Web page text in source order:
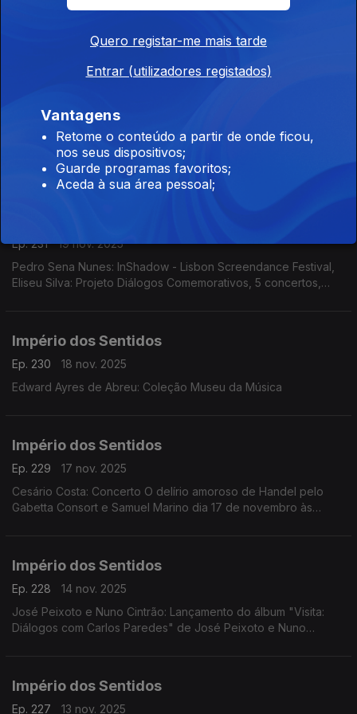
Gonçalo Duarte e Isabel Meira: Reportagem Mudança Museu
Ep. 232
20 nov. 2025
Pedro Neves: Concertos OML, direção Pedro Neves; Henrique
Fialho: Teatro da Rainha, "Órfãos" de Dennis Kelly; Isabel
Meira: Reportagem Cacofone
Ep. 231
19 nov. 2025
Pedro Sena Nunes: InShadow - Lisbon Screendance Festival,
Eliseu Silva: Projeto Diálogos Comemorativos, 5 concertos,
Império dos Sentidos
Ep. 230
18 nov. 2025
Edward Ayres de Abreu: Coleção Museu da Música
Império dos Sentidos
Ep. 229
17 nov. 2025
Cesário Costa: Concerto O delírio amoroso de Handel pelo
Gabetta Consort e Samuel Marino dia 17 de novembro às
Império dos Sentidos
Ep. 228
14 nov. 2025
José Peixoto e Nuno Cintrão: Lançamento do álbum "Visita:
Diálogos com Carlos Paredes" de José Peixoto e Nuno
Império dos Sentidos
Ep. 227 13 nov. 2025
Quero registar-me mais tarde
Entrar (utilizadores registados)
Vantagens
Retome o conteúdo a partir de onde ficou,
nos seus dispositivos;
Guarde programas favoritos;
Aceda à sua área pessoal;